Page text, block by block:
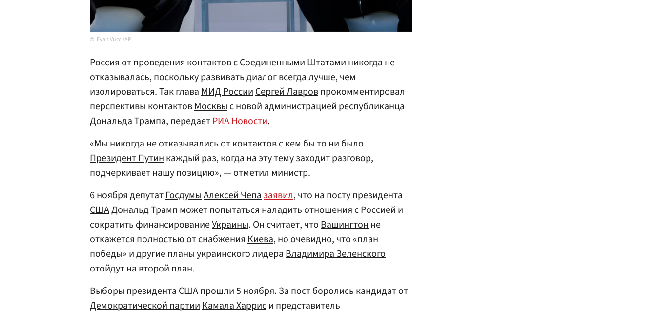
Evan Vucci/AP
Россия от проведения контактов с Соединенными Штатами никогда не
отказывалась, поскольку развивать диалог всегда лучше, чем
изолироваться. Так главаМИД РоссииСергей Лавровпрокомментировал
перспективы контактовМосквыс новой администрацией республиканца
ДональдаТрампа, передаетРИА Новости.
«Мы никогда не отказывались от контактов с кем бы то ни было.
Президент Путинкаждый раз, когда на эту тему заходит разговор,
подчеркивает нашу позицию», — отметил министр.
6 ноября депутатГосдумыАлексей Чепазаявил, что на посту президента
СШАДональд Трамп может попытаться наладить отношения с Россией и
сократить финансированиеУкраины. Он считает, чтоВашингтонне
откажется полностью от снабженияКиева, но очевидно, что «план
победы» и другие планы украинского лидераВладимира Зеленского
отойдут на второй план.
Выборы президента США прошли 5 ноября. За пост боролись кандидат от
Демократической партииКамала Харриси представитель